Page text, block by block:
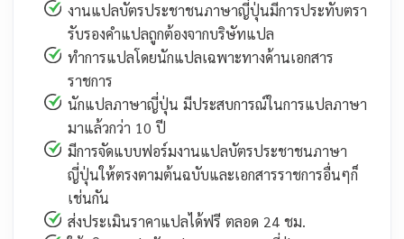
งานแปลบัตรประชาชนภาษาญี่ปุ่นมีการประทับตรา
รับรองคำแปลถูกต้องจากบริษัทแปล
ทำการแปลโดยนักแปลเฉพาะทางด้านเอกสาร
ราชการ
นักแปลภาษาญี่ปุ่น มีประสบการณ์ในการแปลภาษา
มาแล้วกว่า 10 ปี
มีการจัดแบบฟอร์มงานแปลบัตรประชาชนภาษา
ญี่ปุ่นให้ตรงตามต้นฉบับและเอกสารราชการอื่นๆก็
เช่นกัน
ส่งประเมินราคาแปลได้ฟรี ตลอด 24 ชม.